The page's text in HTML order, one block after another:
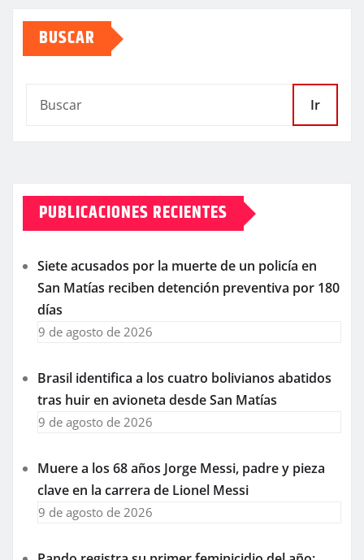
BUSCAR
Ir
PUBLICACIONES RECIENTES
Siete acusados por la muerte de un policía en
San Matías reciben detención preventiva por 180
días
9 de agosto de 2026
Brasil identifica a los cuatro bolivianos abatidos
tras huir en avioneta desde San Matías
9 de agosto de 2026
Muere a los 68 años Jorge Messi, padre y pieza
clave en la carrera de Lionel Messi
9 de agosto de 2026